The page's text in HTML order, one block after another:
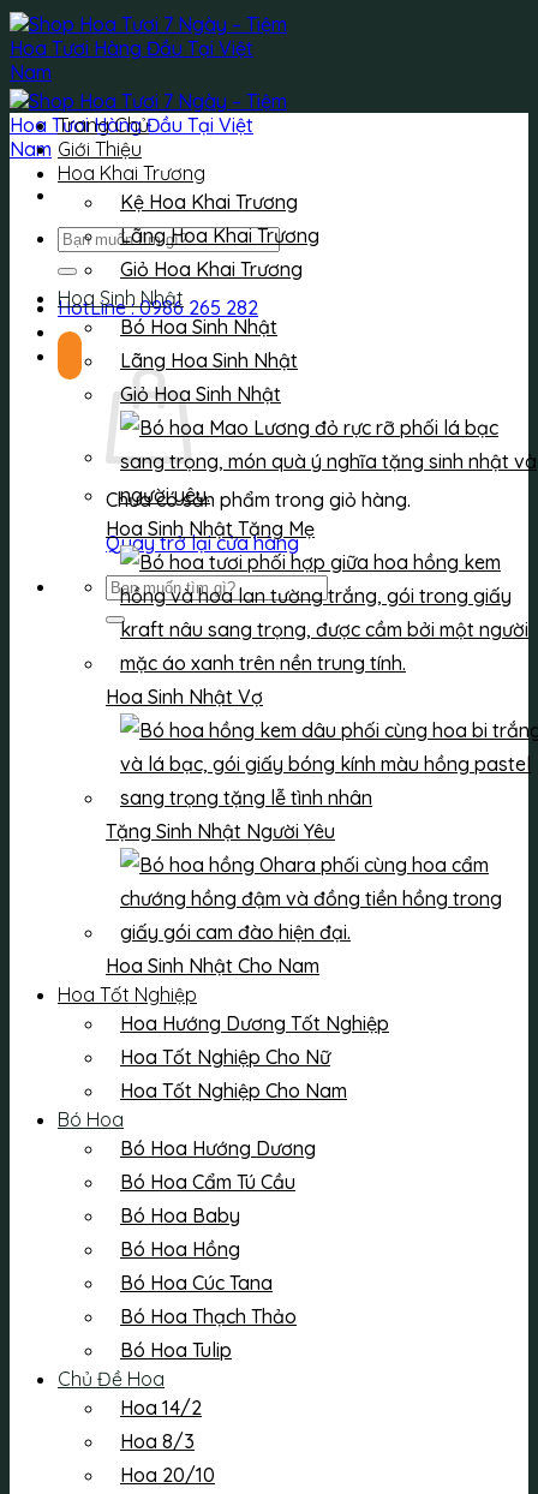
Bỏ
qua
nội
dung
Tìm
kiếm:
HotLine : 0986 265 282
Chưa có sản phẩm trong giỏ hàng.
Quay trở lại cửa hàng
Tìm
kiếm:
Trang Chủ
Giới Thiệu
Hoa Khai Trương
Kệ Hoa Khai Trương
Lãng Hoa Khai Trương
Giỏ Hoa Khai Trương
Hoa Sinh Nhật
Bó Hoa Sinh Nhật
Lãng Hoa Sinh Nhật
Giỏ Hoa Sinh Nhật
Hoa Sinh Nhật Tặng Mẹ
Hoa Sinh Nhật Vợ
Tặng Sinh Nhật Người Yêu
Hoa Sinh Nhật Cho Nam
Hoa Tốt Nghiệp
Hoa Hướng Dương Tốt Nghiệp
Hoa Tốt Nghiệp Cho Nữ
Hoa Tốt Nghiệp Cho Nam
Bó Hoa
Bó Hoa Hướng Dương
Bó Hoa Cẩm Tú Cầu
Bó Hoa Baby
Bó Hoa Hồng
Bó Hoa Cúc Tana
Bó Hoa Thạch Thảo
Bó Hoa Tulip
Chủ Đề Hoa
Hoa 14/2
Hoa 8/3
Hoa 20/10